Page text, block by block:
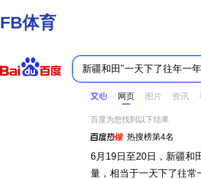
FB体育
网页 图片 资讯
时间不限 所有网页和文件
百度为您找到以下结果
热搜榜第4名
6月19日至20日，新疆和
量，相当于一天下了往常